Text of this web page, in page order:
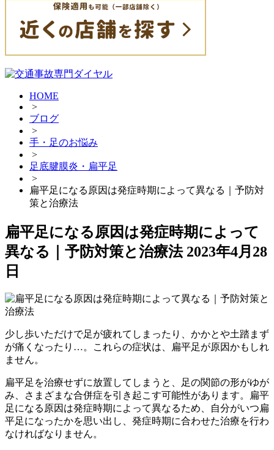
HOME
>
ブログ
>
手・足のお悩み
>
足底腱膜炎・扁平足
>
扁平足になる原因は発症時期によって異なる｜予防対
策と治療法
扁平足になる原因は発症時期によって
異なる｜予防対策と治療法 2023年4月28
日
少し歩いただけで足が疲れてしまったり、かかとや土踏まず
が痛くなったり…。これらの症状は、扁平足が原因かもしれ
ません。
扁平足を治療せずに放置してしまうと、足の関節の形がゆが
み、さまざまな合併症を引き起こす可能性があります。扁平
足になる原因は発症時期によって異なるため、自分がいつ扁
平足になったかを思い出し、発症時期に合わせた治療を行わ
なければなりません。